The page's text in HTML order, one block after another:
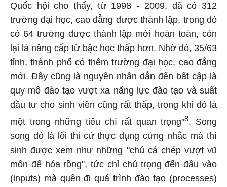
Quốc hội cho thấy, từ 1998 - 2009, đã có 312
trường đại học, cao đẳng được thành lập, trong đó
có 64 trường được thành lập mới hoàn toàn, còn
lại là nâng cấp từ bậc học thấp hơn. Nhờ đó, 35/63
tỉnh, thành phố có thêm trường đại học, cao đẳng
mới. Đây cũng là nguyên nhân dẫn đến bất cập là
quy mô đào tạo vượt xa năng lực đào tạo và suất
đầu tư cho sinh viên cũng rất thấp, trong khi đó là
một trong những tiêu chí rất quan trọng"8. Song
song đó là lối thi cử thực dụng cứng nhắc mà thí
sinh được xem như những "chú cá chép vượt vũ
môn để hóa rồng", tức chỉ chú trọng đến đầu vào
(inputs) mà quên đi quá trình đào tạo (processes)